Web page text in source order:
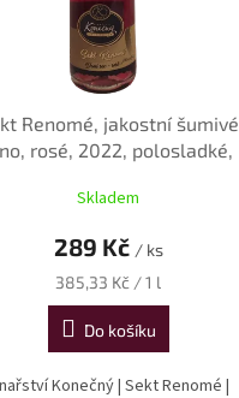
Renomé, jakostní šumivé
rosé, 2022, polosladké,
Skladem
289 Kč / ks
Měrná
cena:
385,33 Kč / 1 l
Do košíku
Konečný | Sekt Renomé |